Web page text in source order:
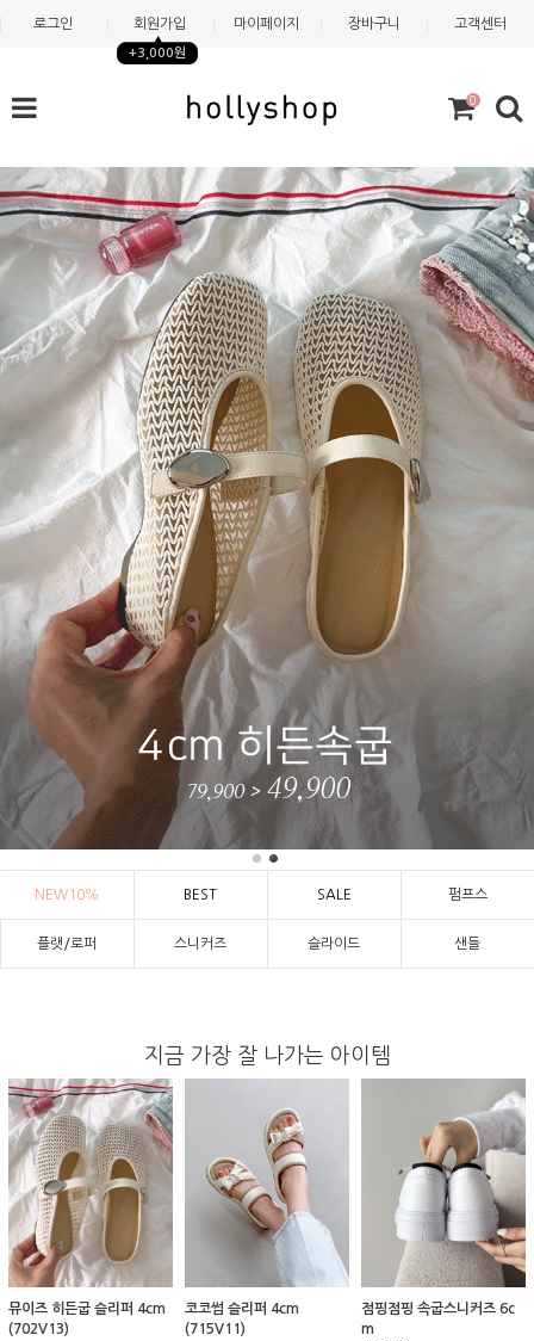
로그인 회원가입
+3,000원
마이페이지 장바구니 고객센터
0
NEW10% BEST SALE 펌프스
플랫/로퍼 스니커즈 슬라이드 샌들
지금 가장 잘 나가는 아이템
뮤이즈 히든굽 슬리퍼 4cm
(702V13)
코코썸 슬리퍼 4cm
(715V11)
점핑점핑 속굽스니커즈 6c
m